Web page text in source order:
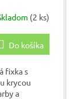
(2 ks)
Do košíka
fixka s
krycou
a